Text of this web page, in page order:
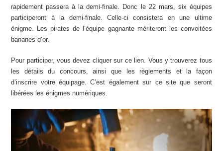
rapidement passera à la demi-finale. Donc le 22 mars, six équipes
participeront à la demi-finale. Celle-ci consistera en une ultime
énigme. Les pirates de l’équipe gagnante mériteront les convoitées
bananes d’or.
Pour participer, vous devez cliquer sur ce lien . Vous y trouverez tous
les détails du concours, ainsi que les règlements et la façon
d’inscrire votre équipage. C’est également sur ce site que seront
libérées les énigmes numériques.